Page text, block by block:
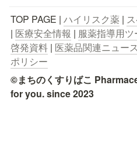
TOP PAGE | ハイリスク薬 |
| 医療安全情報 | 服薬指導用ツ
啓発資料 | 医薬品関連ニュース
ポリシー
©まちのくすりばこ
for you. since 2023